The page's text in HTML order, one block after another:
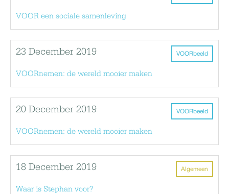
VOOR een sociale samenleving
VOORbeeld
23 December 2019
VOORnemen: de wereld mooier maken
VOORbeeld
20 December 2019
VOORnemen: de wereld mooier maken
Algemeen
18 December 2019
Waar is Stephan voor?